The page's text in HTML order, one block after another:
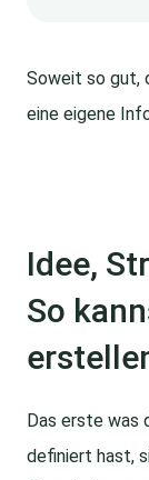
Soweit so gut,
eine eigene
Idee,
So
Das erste was
definiert hast,